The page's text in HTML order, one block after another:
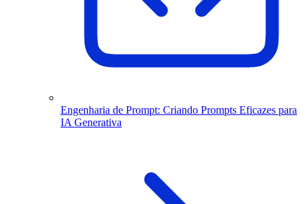
Engenharia de Prompt: Criando Prompts Eficazes para
IA Generativa